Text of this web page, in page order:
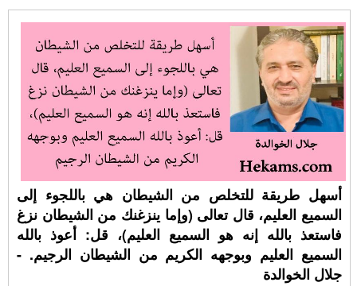
أسهل طريقة للتخلص من الشيطان هي باللجوء إلى
السميع العليم، قال تعالى (وإما ينزغنك من الشيطان نزغ
فاستعذ بالله إنه هو السميع العليم)، قل: أعوذ بالله
السميع العليم وبوجهه الكريم من الشيطان الرجيم. -
جلال الخوالدة